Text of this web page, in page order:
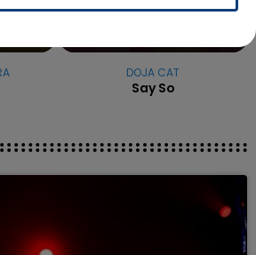
DOJA CAT
Say So